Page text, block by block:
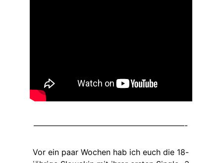
———————————————————-
Vor ein paar Wochen hab ich euch die 18-